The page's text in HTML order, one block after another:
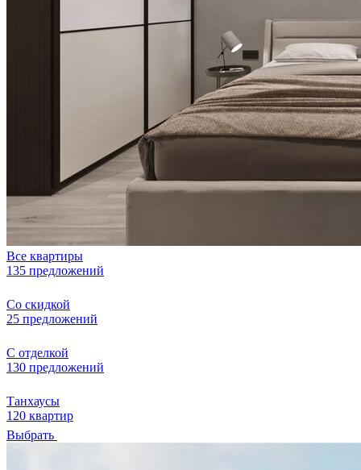
Все квартиры
135 предложений
Со скидкой
25 предложений
С отделкой
130 предложений
Танхаусы
120 квартир
Выбрать